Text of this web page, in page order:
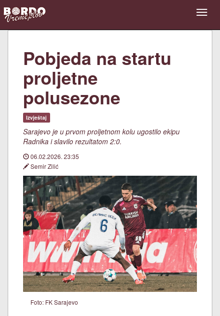
Pobjeda na startu
proljetne
polusezone
Izvještaj
Sarajevo je u prvom proljetnom kolu ugostilo ekipu
Radnika i slavilo rezultatom 2:0.
06.02.2026. 23:35
Semir Zilić
Foto: FK Sarajevo